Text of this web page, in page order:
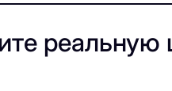
реальную